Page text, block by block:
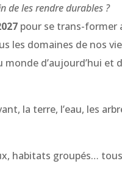
les rendre durables ?
pour se trans-former
les domaines de nos
d’aujourd’hui et
la terre, l’eau, les
habitats groupés…